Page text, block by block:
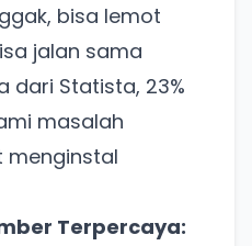
bisa lemot
jalan sama
dari Statista, 23%
masalah
menginstal
Terpercaya: